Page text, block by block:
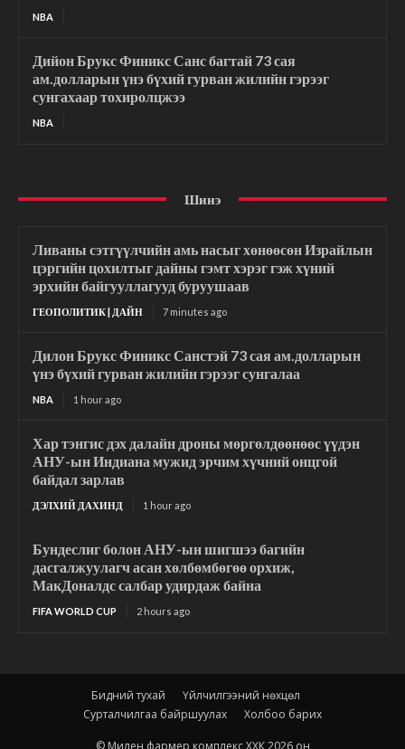
NBA
Дийон Брукс Финикс Санс багтай 73 сая
ам.долларын үнэ бүхий гурван жилийн гэрээг
сунгахаар тохиролцжээ
NBA
Шинэ
Ливаны сэтгүүлчийн амь насыг хөнөөсөн Израйлын
цэргийн цохилтыг дайны гэмт хэрэг гэж хүний
эрхийн байгууллагууд буруушаав
ГЕОПОЛИТИК | ДАЙН 7 minutes ago
Дилон Брукс Финикс Санстэй 73 сая ам.долларын
үнэ бүхий гурван жилийн гэрээг сунгалаа
NBA 1 hour ago
Хар тэнгис дэх далайн дроны мөргөлдөөнөөс үүдэн
АНУ-ын Индиана мужид эрчим хүчний онцгой
байдал зарлав
ДЭЛХИЙ ДАХИНД 1 hour ago
Бундеслиг болон АНУ-ын шигшээ багийн
дасгалжуулагч асан хөлбөмбөгөө орхиж,
МакДоналдс салбар удирдаж байна
FIFA WORLD CUP 2 hours ago
Бидний тухай
Үйлчилгээний нөхцөл
Сурталчилгаа байршуулах
Холбоо барих
© Милен фармер комплекс ХХК 2026 он